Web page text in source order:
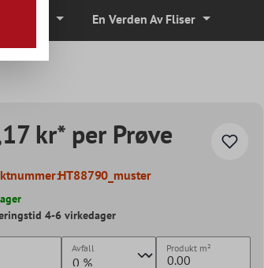
En Verden Av Fliser
kr* per Prøve
HT88790_muster
4-6 virkedager
Avfall Produkt m²